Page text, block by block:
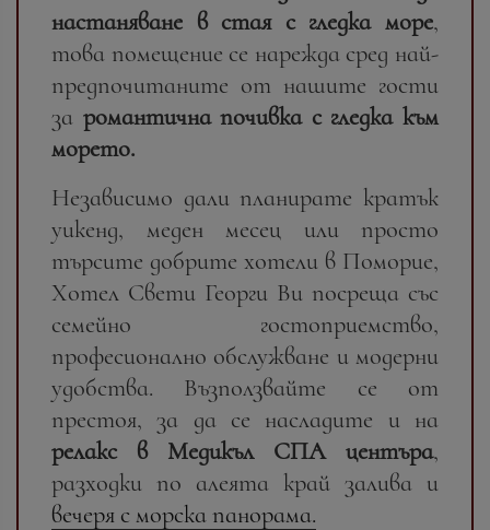
настаняване в стая с гледка море,
това помещение се нарежда сред най-
предпочитаните от нашите гости
за романтична почивка с гледка към
морето.
Независимо дали планирате кратък
уикенд, меден месец или просто
търсите добрите хотели в Поморие,
Хотел Свети Георги Ви посреща със
семейно гостоприемство,
професионално обслужване и модерни
удобства. Възползвайте се от
престоя, за да се насладите и на
релакс в Медикъл СПА центъра,
разходки по алеята край залива и
вечеря с морска панорама.